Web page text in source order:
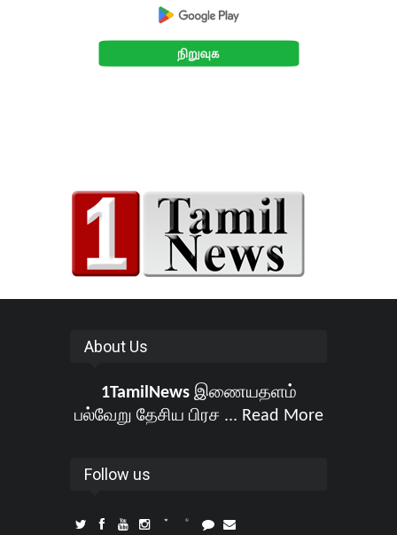
About Us
1TamilNewsஇணையதளம்
பல்வேறு தேசிய பிரச ... Read More
Follow us